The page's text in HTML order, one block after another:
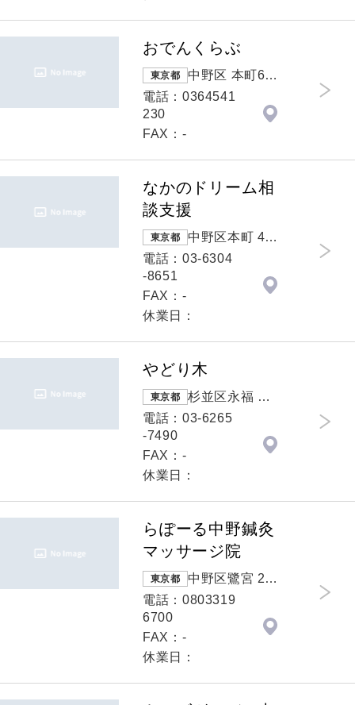
おでんくらぶ
東京都
中野区 本町6-3
6-5-102
電話：0364541
230
FAX：-
なかのドリーム相
談支援
東京都
中野区本町 4-4
8-17新中野駅
電話：03-6304
-8651
FAX：-
休業日：
やどり木
東京都
杉並区永福 ４
－１－１１NO
電話：03-6265
-7490
FAX：-
休業日：
らぽーる中野鍼灸
マッサージ院
東京都
中野区鷺宮 2-1
1-8-106
電話：0803319
6700
FAX：-
休業日：